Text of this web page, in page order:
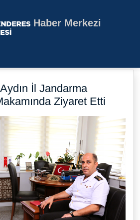
Menderes
Haber Merkezi
İl Jandarma
Ziyaret Etti